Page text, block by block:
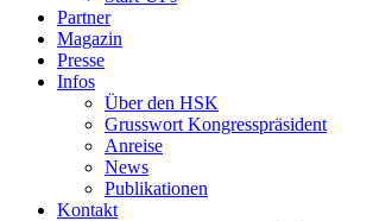
Partner
Magazin
Presse
Infos
Über den HSK
Grusswort Kongresspräsident
Anreise
News
Publikationen
Kontakt